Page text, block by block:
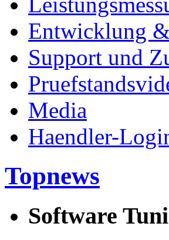
Entwicklung
Support und
Media
Haendler-
Topnews
Software